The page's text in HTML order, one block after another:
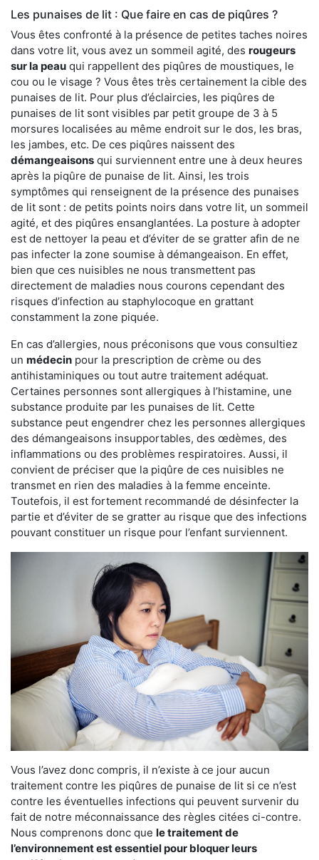
Les punaises de lit : Que faire en cas de piqûres ?
Vous êtes confronté à la présence de petites taches noires
dans votre lit, vous avez un sommeil agité, des rougeurs
sur la peau qui rappellent des piqûres de moustiques, le
cou ou le visage ? Vous êtes très certainement la cible des
punaises de lit. Pour plus d’éclaircies, les piqûres de
punaises de lit sont visibles par petit groupe de 3 à 5
morsures localisées au même endroit sur le dos, les bras,
les jambes, etc. De ces piqûres naissent des
démangeaisons qui surviennent entre une à deux heures
après la piqûre de punaise de lit. Ainsi, les trois
symptômes qui renseignent de la présence des punaises
de lit sont : de petits points noirs dans votre lit, un sommeil
agité, et des piqûres ensanglantées. La posture à adopter
est de nettoyer la peau et d’éviter de se gratter afin de ne
pas infecter la zone soumise à démangeaison. En effet,
bien que ces nuisibles ne nous transmettent pas
directement de maladies nous courons cependant des
risques d’infection au staphylocoque en grattant
constamment la zone piquée.
En cas d’allergies, nous préconisons que vous consultiez
un médecin pour la prescription de crème ou des
antihistaminiques ou tout autre traitement adéquat.
Certaines personnes sont allergiques à l’histamine, une
substance produite par les punaises de lit. Cette
substance peut engendrer chez les personnes allergiques
des démangeaisons insupportables, des œdèmes, des
inflammations ou des problèmes respiratoires. Aussi, il
convient de préciser que la piqûre de ces nuisibles ne
transmet en rien des maladies à la femme enceinte.
Toutefois, il est fortement recommandé de désinfecter la
partie et d’éviter de se gratter au risque que des infections
pouvant constituer un risque pour l’enfant surviennent.
Vous l’avez donc compris, il n’existe à ce jour aucun
traitement contre les piqûres de punaise de lit si ce n’est
contre les éventuelles infections qui peuvent survenir du
fait de notre méconnaissance des règles citées ci-contre.
Nous comprenons donc que le traitement de
l’environnement est essentiel pour bloquer leurs